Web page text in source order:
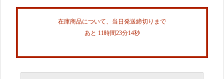
在庫商品について、当日発送締切りまで
あと 11時間23分13秒